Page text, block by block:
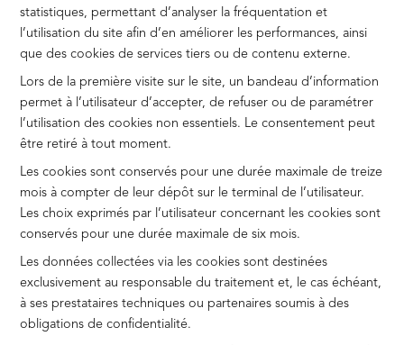
Courtier en prêt
Rénovation et subventions
À propos
Nos agences
Contact
La rédaction
EN
statistiques, permettant d’analyser la fréquentation et
l’utilisation du site afin d’en améliorer les performances, ainsi
que des cookies de services tiers ou de contenu externe.
Lors de la première visite sur le site, un bandeau d’information
permet à l’utilisateur d’accepter, de refuser ou de paramétrer
l’utilisation des cookies non essentiels. Le consentement peut
être retiré à tout moment.
Les cookies sont conservés pour une durée maximale de treize
mois à compter de leur dépôt sur le terminal de l’utilisateur.
Les choix exprimés par l’utilisateur concernant les cookies sont
conservés pour une durée maximale de six mois.
Les données collectées via les cookies sont destinées
exclusivement au responsable du traitement et, le cas échéant,
à ses prestataires techniques ou partenaires soumis à des
obligations de confidentialité.